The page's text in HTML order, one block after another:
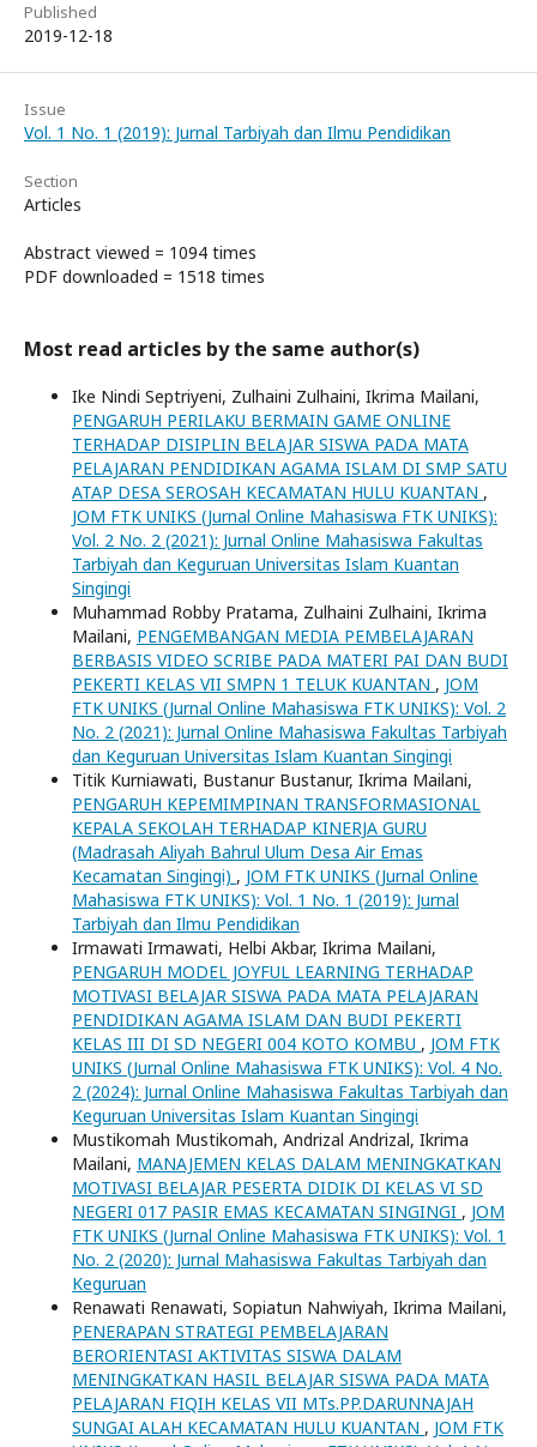
Published
2019-12-18
Issue
Vol. 1 No. 1 (2019): Jurnal Tarbiyah dan Ilmu Pendidikan
Section
Articles
Abstract viewed = 1094 times
PDF downloaded = 1518 times
Most read articles by the same author(s)
Ike Nindi Septriyeni, Zulhaini Zulhaini, Ikrima Mailani,
PENGARUH PERILAKU BERMAIN GAME ONLINE
TERHADAP DISIPLIN BELAJAR SISWA PADA MATA
PELAJARAN PENDIDIKAN AGAMA ISLAM DI SMP SATU
ATAP DESA SEROSAH KECAMATAN HULU KUANTAN ,
JOM FTK UNIKS (Jurnal Online Mahasiswa FTK UNIKS):
Vol. 2 No. 2 (2021): Jurnal Online Mahasiswa Fakultas
Tarbiyah dan Keguruan Universitas Islam Kuantan
Singingi
Muhammad Robby Pratama, Zulhaini Zulhaini, Ikrima
Mailani, PENGEMBANGAN MEDIA PEMBELAJARAN
BERBASIS VIDEO SCRIBE PADA MATERI PAI DAN BUDI
PEKERTI KELAS VII SMPN 1 TELUK KUANTAN , JOM
FTK UNIKS (Jurnal Online Mahasiswa FTK UNIKS): Vol. 2
No. 2 (2021): Jurnal Online Mahasiswa Fakultas Tarbiyah
dan Keguruan Universitas Islam Kuantan Singingi
Titik Kurniawati, Bustanur Bustanur, Ikrima Mailani,
PENGARUH KEPEMIMPINAN TRANSFORMASIONAL
KEPALA SEKOLAH TERHADAP KINERJA GURU
(Madrasah Aliyah Bahrul Ulum Desa Air Emas
Kecamatan Singingi) , JOM FTK UNIKS (Jurnal Online
Mahasiswa FTK UNIKS): Vol. 1 No. 1 (2019): Jurnal
Tarbiyah dan Ilmu Pendidikan
Irmawati Irmawati, Helbi Akbar, Ikrima Mailani,
PENGARUH MODEL JOYFUL LEARNING TERHADAP
MOTIVASI BELAJAR SISWA PADA MATA PELAJARAN
PENDIDIKAN AGAMA ISLAM DAN BUDI PEKERTI
KELAS III DI SD NEGERI 004 KOTO KOMBU , JOM FTK
UNIKS (Jurnal Online Mahasiswa FTK UNIKS): Vol. 4 No.
2 (2024): Jurnal Online Mahasiswa Fakultas Tarbiyah dan
Keguruan Universitas Islam Kuantan Singingi
Mustikomah Mustikomah, Andrizal Andrizal, Ikrima
Mailani, MANAJEMEN KELAS DALAM MENINGKATKAN
MOTIVASI BELAJAR PESERTA DIDIK DI KELAS VI SD
NEGERI 017 PASIR EMAS KECAMATAN SINGINGI , JOM
FTK UNIKS (Jurnal Online Mahasiswa FTK UNIKS): Vol. 1
No. 2 (2020): Jurnal Mahasiswa Fakultas Tarbiyah dan
Keguruan
Renawati Renawati, Sopiatun Nahwiyah, Ikrima Mailani,
PENERAPAN STRATEGI PEMBELAJARAN
BERORIENTASI AKTIVITAS SISWA DALAM
MENINGKATKAN HASIL BELAJAR SISWA PADA MATA
PELAJARAN FIQIH KELAS VII MTs.PP.DARUNNAJAH
SUNGAI ALAH KECAMATAN HULU KUANTAN , JOM FTK